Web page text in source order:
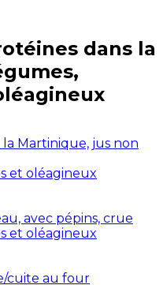
dans la
Martinique, jus non
et oléagineux
avec pépins, crue
et oléagineux
cuite au four